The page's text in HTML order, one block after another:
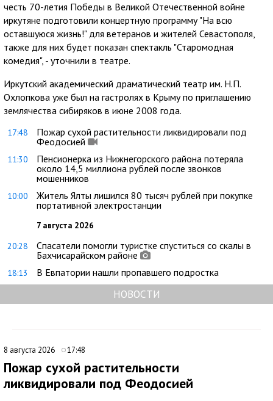
честь 70-летия Победы в Великой Отечественной войне
иркутяне подготовили концертную программу "На всю
оставшуюся жизнь!" для ветеранов и жителей Севастополя,
также для них будет показан спектакль "Старомодная
комедия", - уточнили в театре.
Иркутский академический драматический театр им. Н.П.
Охлопкова уже был на гастролях в Крыму по приглашению
землячества сибиряков в июне 2008 года.
17:48
Пожар сухой растительности ликвидировали под
Феодосией
11:30
Пенсионерка из Нижнегорского района потеряла
около 14,5 миллиона рублей после звонков
мошенников
10:00
Житель Ялты лишился 80 тысяч рублей при покупке
портативной электростанции
7 августа 2026
20:28
Спасатели помогли туристке спуститься со скалы в
Бахчисарайском районе
18:13 В Евпатории нашли пропавшего подростка
НОВОСТИ
8 августа 2026 17:48
Пожар сухой растительности
ликвидировали под Феодосией